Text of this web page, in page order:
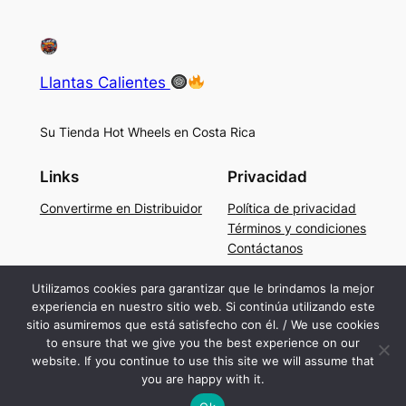
Llantas Calientes
Su Tienda Hot Wheels en Costa Rica
Links
Convertirme en Distribuidor
Privacidad
Política de privacidad
Términos y condiciones
Contáctanos
Social
Facebook
Instagram
TikTok
Utilizamos cookies para garantizar que le brindamos la mejor
experiencia en nuestro sitio web. Si continúa utilizando este
sitio asumiremos que está satisfecho con él. / We use cookies
to ensure that we give you the best experience on our
website. If you continue to use this site we will assume that
you are happy with it.